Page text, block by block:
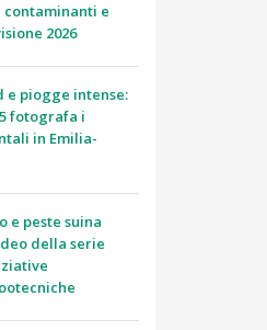
e
2026
e piogge intense:
fotografa i
in Emilia-
e peste suina
della serie